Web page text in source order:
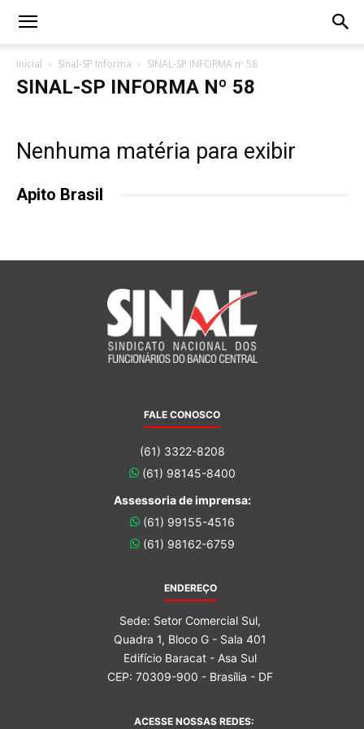
Inicial Sinal-SP Informa SINAL-SP INFORMA nº 58
SINAL-SP INFORMA Nº 58
Nenhuma matéria para exibir
Apito Brasil
FALE CONOSCO
(61) 3322-8208
(61) 98145-8400
Assessoria de imprensa:
(61) 99155-4516
(61) 98162-6759
ENDEREÇO
Sede: Setor Comercial Sul,
Quadra 1, Bloco G - Sala 401
Edifício Baracat - Asa Sul
CEP: 70309-900 - Brasília - DF
ACESSE NOSSAS REDES: